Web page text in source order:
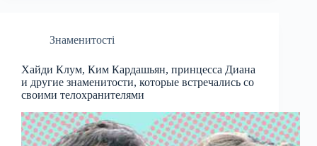
Знаменитості
Хайди Клум, Ким Кардашьян, принцесса Диана
и другие знаменитости, которые встречались со
своими телохранителями